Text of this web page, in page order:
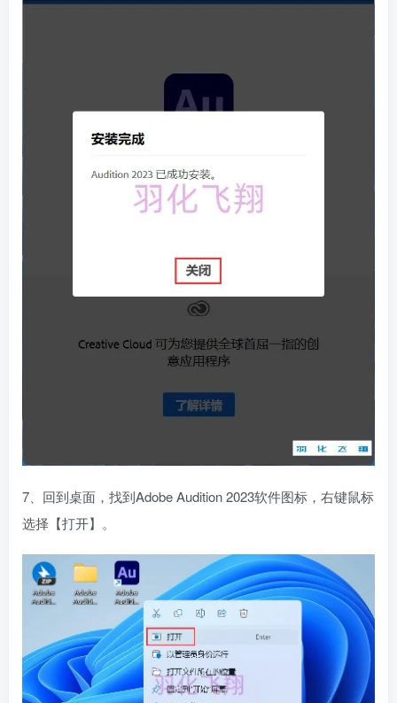
7、回到桌面，找到Adobe Audition 2023软件图标，右键鼠标
选择【打开】。